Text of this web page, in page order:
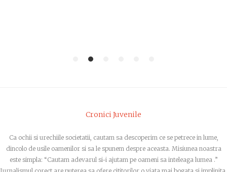
Cronici Juvenile
Ca ochii si urechiile societatii, cautam sa descoperim ce se petrece in lume,
dincolo de usile oamenilor si sa le spunem despre aceasta. Misiunea noastra
este simpla: “Cautam adevarul si-i ajutam pe oameni sa inteleaga lumea .”